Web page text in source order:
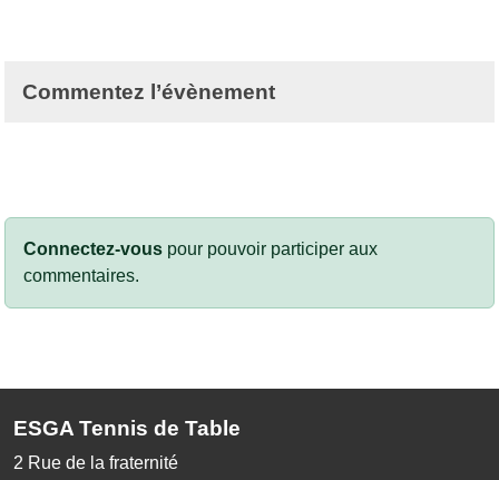
Commentez l’évènement
Connectez-vous pour pouvoir participer aux
commentaires.
ESGA Tennis de Table
2 Rue de la fraternité